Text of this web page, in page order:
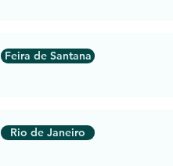
Feira de Santana
Rio de Janeiro